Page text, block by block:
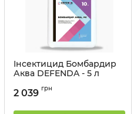
Інсектицид Бомбардир
Аква DEFENDA - 5 л
2 039 грн